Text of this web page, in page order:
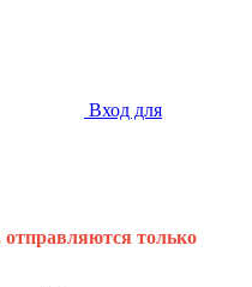
Вход для
отправляются только